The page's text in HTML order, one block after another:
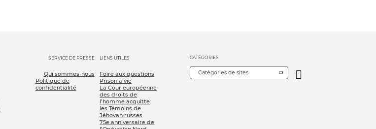
SERVICE DE PRESSE
Qui sommes-nous
Politique de
confidentialité
LIENS UTILES
Foire aux questions
Prison à vie
La Cour européenne
des droits de
l’homme acquitte
les Témoins de
Jéhovah russes
75e anniversaire de
CATÉGORIES
Catégories de sites